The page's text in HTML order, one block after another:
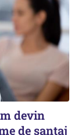
devin
de șantaj